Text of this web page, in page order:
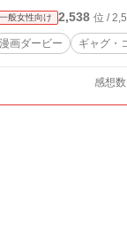
一般女性向け 2,538 位 /
漫画ダービー ギャグ・
感想